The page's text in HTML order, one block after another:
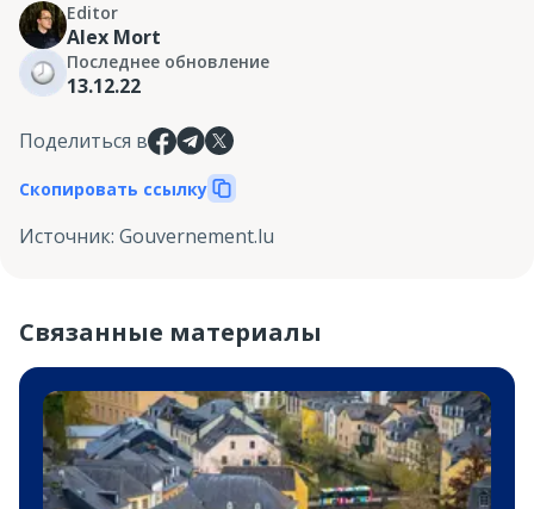
Editor
Alex Mort
Последнее обновление
13.12.22
Поделиться в
Скопировать ссылку
Источник: Gouvernement.lu
Связанные материалы